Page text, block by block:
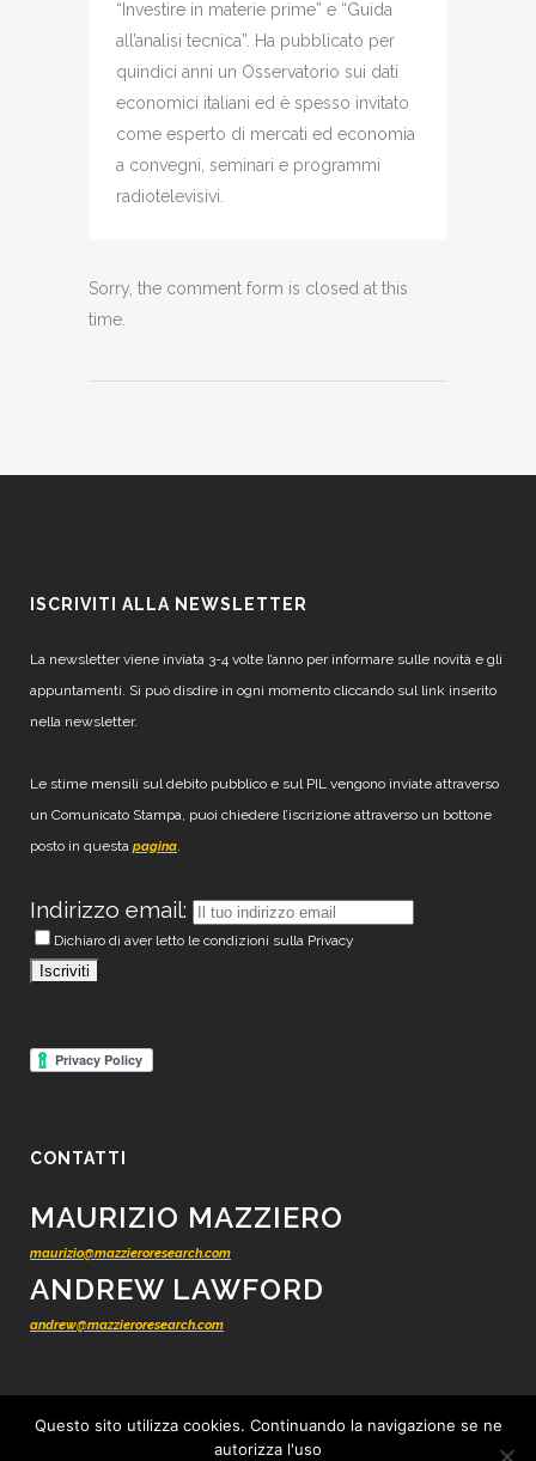
“Investire in materie prime” e “Guida
all’analisi tecnica”. Ha pubblicato per
quindici anni un Osservatorio sui dati
economici italiani ed è spesso invitato
come esperto di mercati ed economia
a convegni, seminari e programmi
radiotelevisivi.
Sorry, the comment form is closed at this
time.
ISCRIVITI ALLA NEWSLETTER
La newsletter viene inviata 3-4 volte l’anno per informare sulle novità e gli
appuntamenti. Si può disdire in ogni momento cliccando sul link inserito
nella newsletter.
Le stime mensili sul debito pubblico e sul PIL vengono inviate attraverso
un Comunicato Stampa, puoi chiedere l’iscrizione attraverso un bottone
posto in questa pagina.
Indirizzo email:
Dichiaro di aver letto le condizioni sulla Privacy
CONTATTI
MAURIZIO MAZZIERO
maurizio@mazzieroresearch.com
ANDREW LAWFORD
andrew@mazzieroresearch.com
© 2012 - 2026 Mazziero Research - Ricerca finanziaria indipendente -
Questo sito utilizza cookies. Continuando la navigazione se ne
autorizza l'uso